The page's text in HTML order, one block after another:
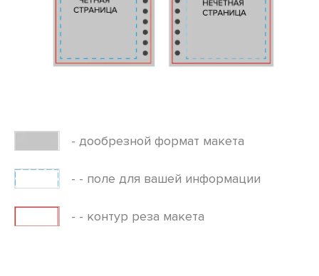
- дообрезной формат макета
- - поле для вашей информации
- - контур реза макета